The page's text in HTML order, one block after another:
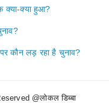
क्या-क्या हुआ?
कौन लड़ रहा है चुनाव?
@लोकल डिब्बा